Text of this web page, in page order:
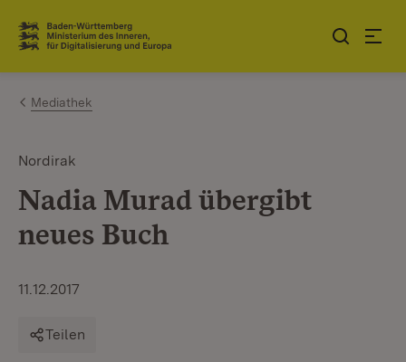
Zum Inhalt springen
Link zur Startseite
Mediathek
Nordirak
Nadia Murad übergibt
neues Buch
11.12.2017
Teilen